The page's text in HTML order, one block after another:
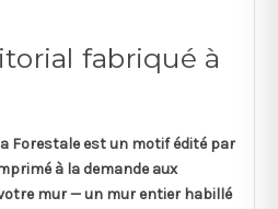
fabriqué à
Forestaleest un motif édité par
à la demande aux
mur — un mur entier habillé